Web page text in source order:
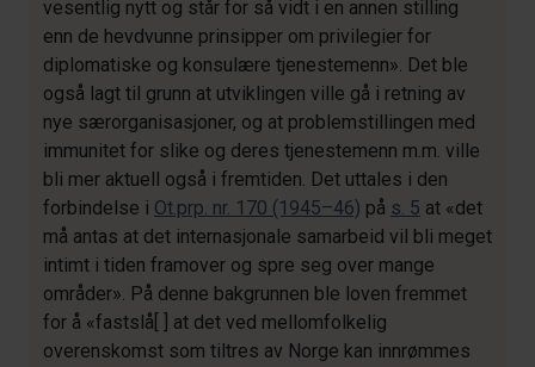
vesentlig nytt og står for så vidt i en annen stilling
enn de hevdvunne prinsipper om privilegier for
diplomatiske og konsulære tjenestemenn». Det ble
også lagt til grunn at utviklingen ville gå i retning av
nye særorganisasjoner, og at problemstillingen med
immunitet for slike og deres tjenestemenn m.m. ville
bli mer aktuell også i fremtiden. Det uttales i den
forbindelse i Ot.prp. nr. 170 (1945–46) på s. 5 at «det
må antas at det internasjonale samarbeid vil bli meget
intimt i tiden framover og spre seg over mange
områder». På denne bakgrunnen ble loven fremmet
for å «fastslå[ ] at det ved mellomfolkelig
overenskomst som tiltres av Norge kan innrømmes